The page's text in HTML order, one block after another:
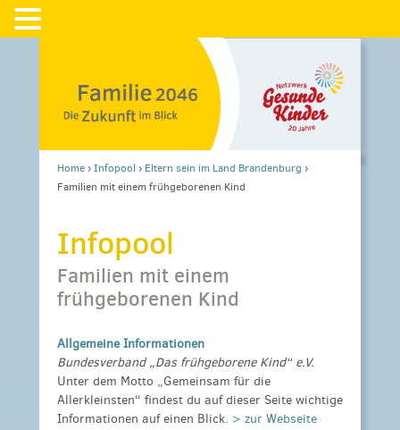
Home›Infopool › Eltern sein im Land Brandenburg ›
Familien mit einem frühgeborenen Kind
Infopool
Familien mit einem
frühgeborenen Kind
Allgemeine Informationen
Bundesverband„Das frühgeborene Kind“ e.V.
Unter dem Motto „Gemeinsam für die
Allerkleinsten“ findest du auf dieser Seite wichtige
Informationen auf einen Blick. > zur Webseite